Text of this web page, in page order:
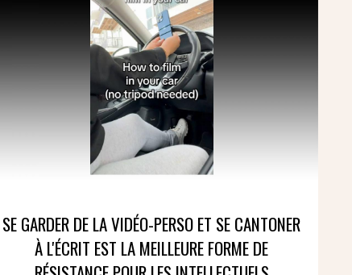
SE GARDER DE LA VIDÉO-PERSO ET SE CANTONER
À L'ÉCRIT EST LA MEILLEURE FORME DE